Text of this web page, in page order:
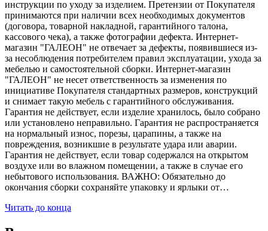
инструкции по уходу за изделием. Претензии от Покупателя
принимаются при наличии всех необходимых документов
(договора, товарной накладной, гарантийного талона,
кассового чека), а также фотографии дефекта. Интернет-
магазин "ГАЛЕОН" не отвечает за дефекты, появившиеся из-
за несоблюдения потребителем правил эксплуатации, ухода за
мебелью и самостоятельной сборки. Интернет-магазин
"ГАЛЕОН" не несет ответственность за изменения по
инициативе Покупателя стандартных размеров, конструкций
и снимает такую мебель с гарантийного обслуживания.
Гарантия не действует, если изделие хранилось, было собрано
или установлено неправильно. Гарантия не распространяется
на нормальный износ, порезы, царапины, а также на
повреждения, возникшие в результате удара или аварии.
Гарантия не действует, если товар содержался на открытом
воздухе или во влажном помещении, а также в случае его
небытового использования. ВАЖНО: Обязательно до
окончания сборки сохраняйте упаковку и ярлыки от…
Читать до конца